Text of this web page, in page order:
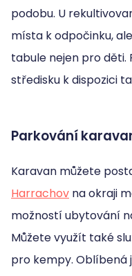
podobu. U
místa k odpočinku,
tabule nejen pro děti.
středisku k dispozici
Parkování
Karavan můžete
Harrachov na okraji
možností ubytování
Můžete využít také
pro kempy. Oblíbená